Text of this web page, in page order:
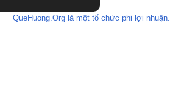
QueHuong.Org là một tổ chức phi lợi nhuận.